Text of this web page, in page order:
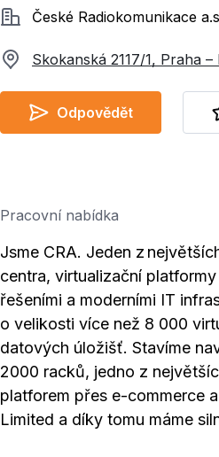
SpolečnostČeské Radiokomunikace
Skokanská 2117/1, Praha
Odpovědět
Pracovní nabídka
Jsme CRA. Jeden z
centra, virtualizační
řešeními a moderními IT
o velikosti více než 8 000
datových úložišť. Stavíme
2000 racků, jedno z
platforem přes e-commerce
Limited a díky tomu máme